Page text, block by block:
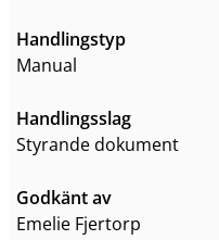
Handlingstyp
Manual
Handlingsslag
styrande dokument
Godkänt av
Emelie Fjertorp